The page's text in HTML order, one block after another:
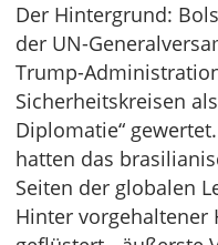
Der Hintergrund:
der UN-
Trump-
Sicherheitskreisen
Diplomatie“
hatten das
Seiten der globalen
Hinter vorgehaltener